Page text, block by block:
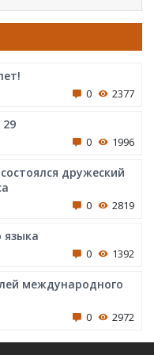
0 2377
0 1996
дружеский
0 2819
0 1392
международного
0 2972